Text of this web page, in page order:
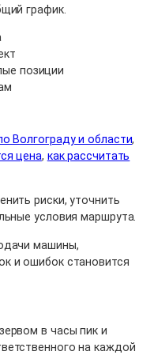
график.
позиции
Волгограду и области,
цена, как рассчитать
риски, уточнить
условия маршрута.
машины,
и ошибок становится
в часы пик и
на каждой